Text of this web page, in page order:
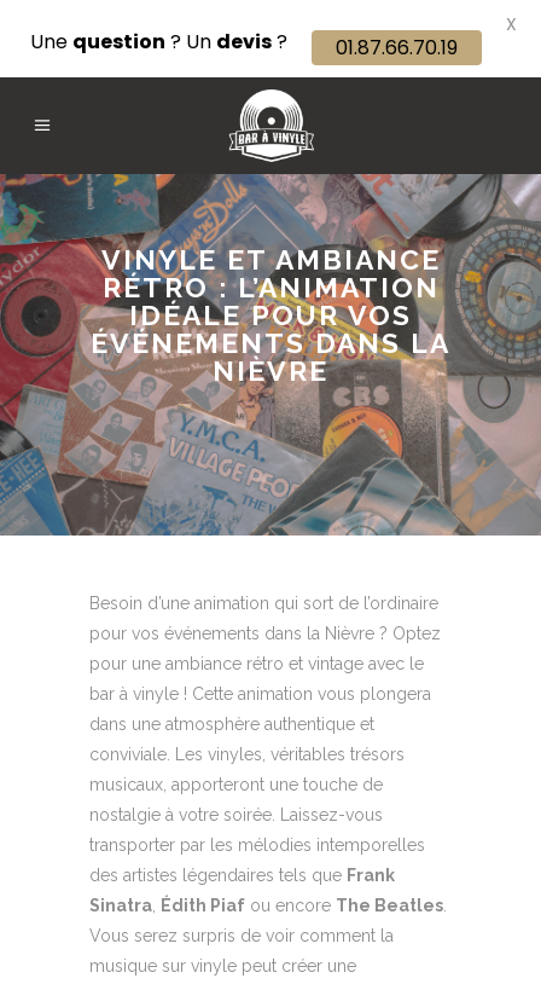
VINYLE ET AMBIANCE
RÉTRO : L’ANIMATION
IDÉALE POUR VOS
ÉVÉNEMENTS DANS LA
NIÈVRE
Besoin d’une animation qui sort de l’ordinaire
pour vos événements dans la Nièvre ? Optez
pour une ambiance rétro et vintage avec le
bar à vinyle ! Cette animation vous plongera
dans une atmosphère authentique et
conviviale. Les vinyles, véritables trésors
musicaux, apporteront une touche de
nostalgie à votre soirée. Laissez-vous
transporter par les mélodies intemporelles
des artistes légendaires tels que Frank
Sinatra
Édith Piaf ou encore The Beatles
Vous serez surpris de voir comment la
musique sur vinyle peut créer une
Une question ? Un devis? 01.87.66.70.19
X